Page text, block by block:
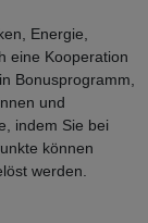
Energie,
eine Kooperation
Bonusprogramm,
und
indem Sie bei
können
werden.